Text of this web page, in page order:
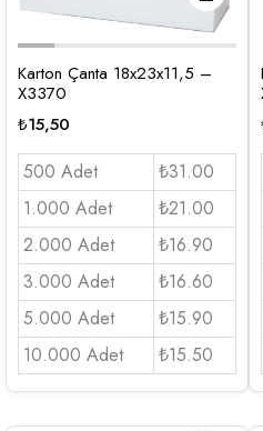
Karton Çanta 18x23x11,5 –
X3370
₺15,50
500 Adet
₺31.00
1.000 Adet
₺21.00
2.000 Adet
₺16.90
3.000 Adet
₺16.60
5.000 Adet
₺15.90
10.000 Adet
₺15.50